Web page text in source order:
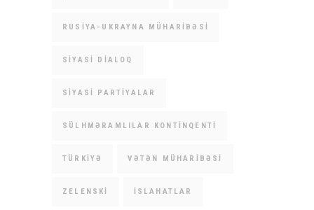
RUSIYA-UKRAYNA MÜHARIBƏSI
SIYASI DIALOQ
SIYASI PARTIYALAR
SÜLHMƏRAMLILAR KONTINQENTI
TÜRKIYƏ VƏTƏN MÜHARIBƏSI
ZELENSKI İSLAHATLAR